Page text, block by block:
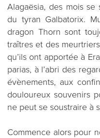
Alagaësia, des mois
du tyran Galbatorix.
dragon Thorn sont
traîtres et des
qu’ils ont apportée à
parias, à l’abri des
évènements, aux
douloureux souvenirs
ne peut se soustraire à
Commence alors pour